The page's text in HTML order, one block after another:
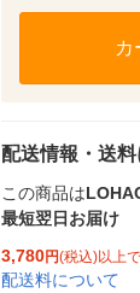
カ
配送情報・送
この商品は
最短翌日お届け
3,780円(税込)以上
配送料について